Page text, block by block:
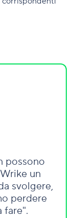
possono
un
svolgere,
perdere
fare".